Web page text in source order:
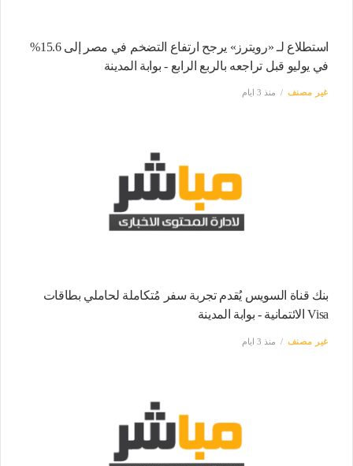
استطلاع لـ «رويترز» يرجح ارتفاع التضخم في مصر إلى 15.6%
في يوليو قبل تراجعه بالربع الرابع - بوابة المدينة
غير مصنف منذ 3 ايام
بنك قناة السويس يُقدم تجربة سفر مُتكاملة لحاملي بطاقات
Visa الائتمانية - بوابة المدينة
غير مصنف منذ 3 ايام